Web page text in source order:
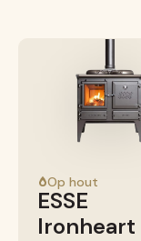
Op hout
ESSE
Ironheart